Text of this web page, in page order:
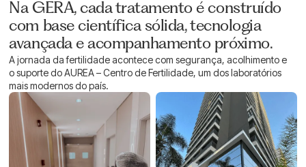
Na GERA, cada tratamento é construído
com base científica sólida, tecnologia
avançada e acompanhamento próximo.
A jornada da fertilidade acontece com segurança, acolhimento e
o suporte do AUREA – Centro de Fertilidade, um dos laboratórios
mais modernos do país.